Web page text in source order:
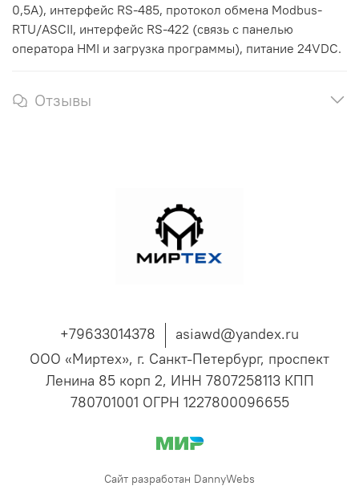
0,5А), интерфейс RS-485, протокол обмена Modbus-
RTU/ASCII, интерфейс RS-422 (связь с панелью
оператора HMI и загрузка программы), питание 24VDC.
Отзывы
+79633014378
asiawd@yandex.ru
ООО «Миртех», г. Санкт-Петербург, проспект
Ленина 85 корп 2, ИНН 7807258113 КПП
780701001 ОГРН 1227800096655
Сайт разработан DannyWebs